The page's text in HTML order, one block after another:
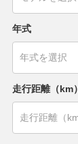
年式
走行距離（km）